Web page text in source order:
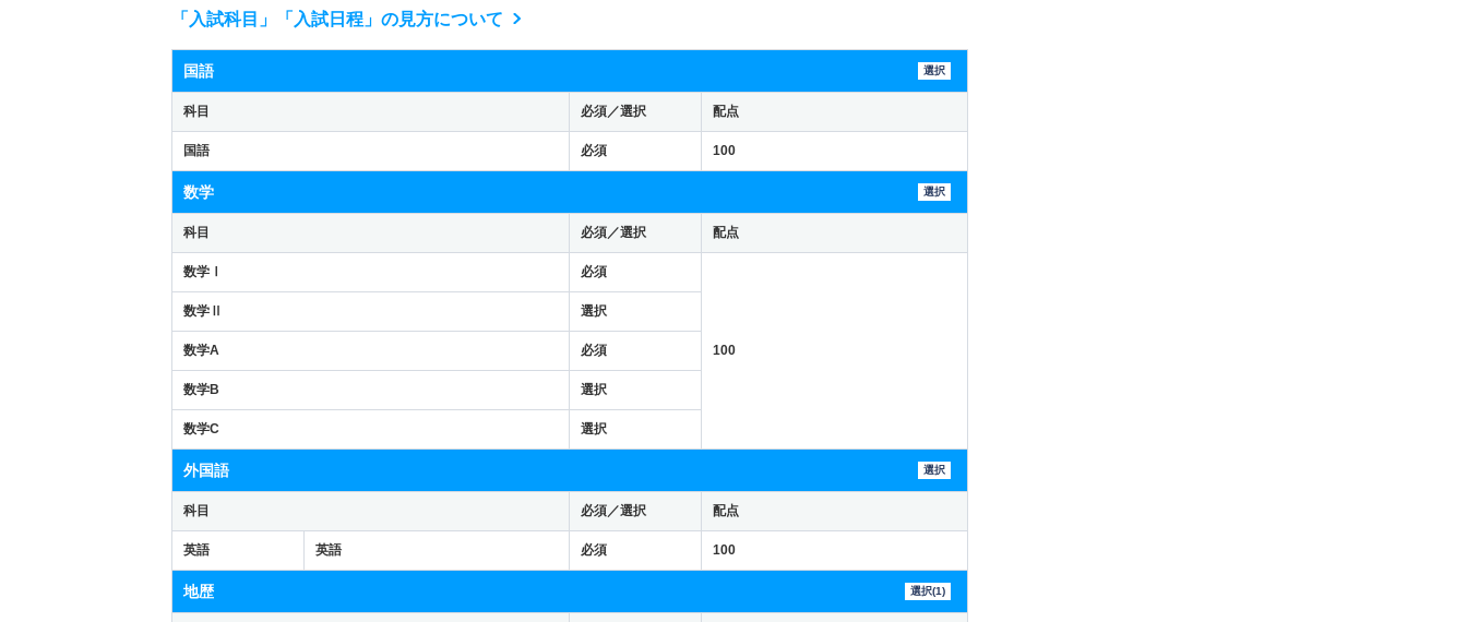
「入試科目」「入試日程」の見方について
国語 選択
科目 必須／選択 配点
国語 必須 100
数学 選択
科目 必須／選択 配点
数学Ⅰ 必須
100
数学Ⅱ 選択
数学A 必須
数学B 選択
数学C 選択
外国語 選択
科目 必須／選択 配点
英語 英語 必須 100
地歴 選択(1)